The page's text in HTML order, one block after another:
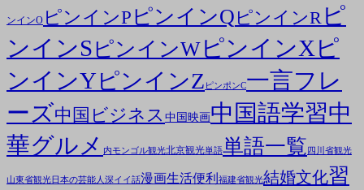
ンインO ピンインP ピンインQ ピンインR ピ
ンインSピンインWピンインXピ
ンインYピンインZ ピンポンC一言フレ
ーズ中国ビジネス 中国映画中国語学習中
華グルメ
内モンゴル観光北京観光単語単語一覧 四川省観光
山東省観光日本の芸能人 深イイ話漫画生活便利 福建省観光結婚文化習